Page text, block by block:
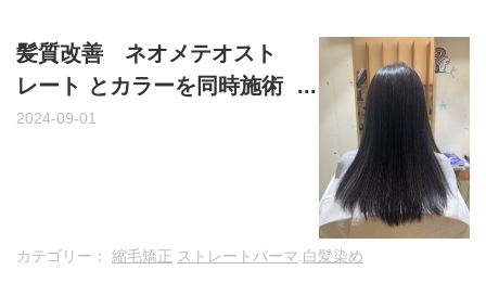
髪質改善 ネオメテオスト
レート とカラーを同時施術
編 / 広島市安佐南区上安の
2024-09-01
カテゴリー： 縮毛矯正 ストレートパーマ 白髪染め